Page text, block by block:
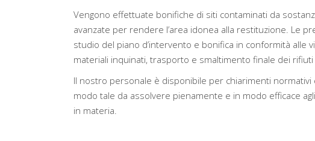
Vengono effettuate bonifiche di siti contaminati da
avanzate per rendere l’area idonea alla restituzione. Le
studio del piano d’intervento e bonifica in conformità alle
materiali inquinati, trasporto e smaltimento finale dei
Il nostro personale è disponibile per chiarimenti normativi
modo tale da assolvere pienamente e in modo efficace
in materia.